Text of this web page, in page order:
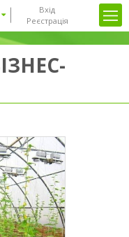
Вхід
Реєстрація